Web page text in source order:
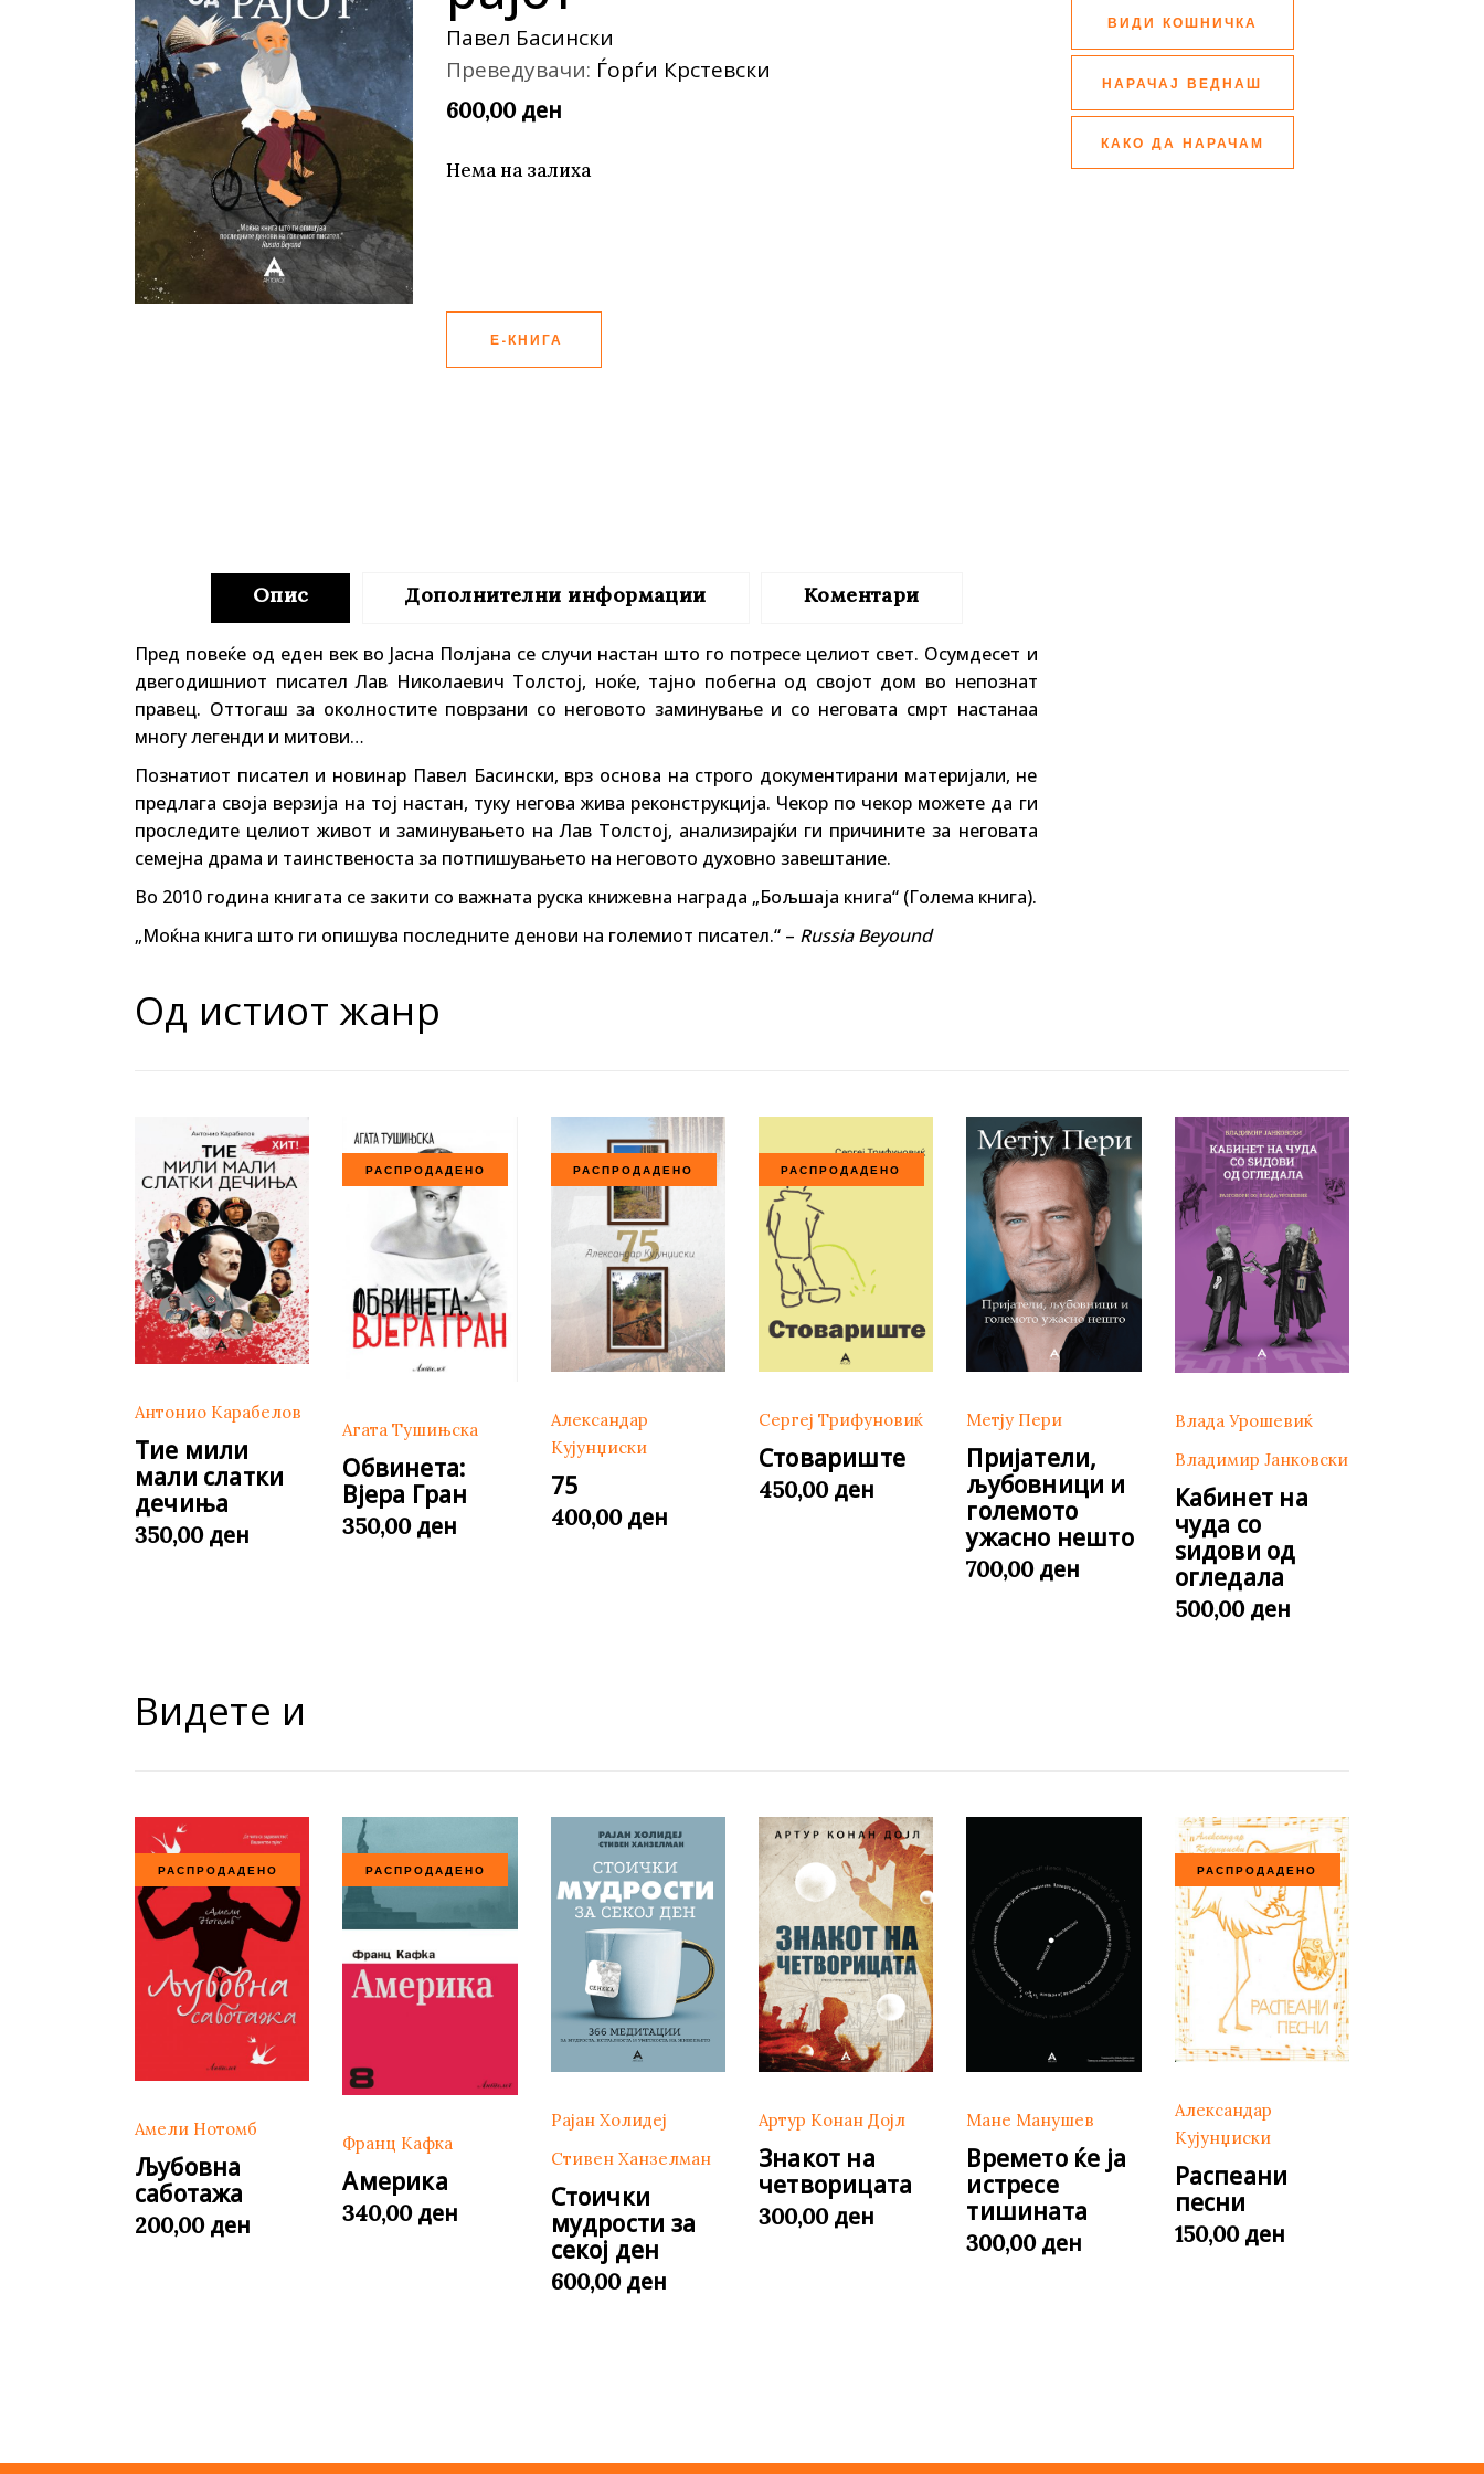
Young adult
Сите фикција
Сите нефикција
Павел Басински
Преведувачи: Ѓорѓи Крстевски
600,00 ден
Нема на залиха
Е-КНИГА
Опис Дополнителни информации Коментари
Пред повеќе од еден век во Јасна Полјана се случи настан што го потресе целиот свет. Осумдесет и
двегодишниот писател Лав Николаевич Толстој, ноќе, тајно побегна од својот дом во непознат
правец. Оттогаш за околностите поврзани со неговото заминување и со неговата смрт настанаа
многу легенди и митови…
Познатиот писател и новинар Павел Басински, врз основа на строго документирани материјали, не
предлага своја верзија на тој настан, туку негова жива реконструкција. Чекор по чекор можете да ги
проследите целиот живот и заминувањето на Лав Толстој, анализирајќи ги причините за неговата
семејна драма и таинственоста за потпишувањето на неговото духовно завештание.
Во 2010 година книгата се закити со важната руска книжевна награда „Бољшаја книга“ (Голема книга).
„Моќна книга што ги опишува последните денови на големиот писател.“ – Russia Beyound
ВИДИ КОШНИЧКА
НАРАЧАЈ ВЕДНАШ
КАКО ДА НАРАЧАМ
Од истиот жанр
Антонио Карабелов
Тие мили
мали слатки
дечиња
350,00 ден
РАСПРОДАДЕНО
Агата Тушињска
Обвинета:
Вјера Гран
350,00 ден
РАСПРОДАДЕНО
Александар
Кујунџиски
75
400,00 ден
РАСПРОДАДЕНО
Сергеј Трифуновиќ
Стовариште
450,00 ден
Метју Пери
Пријатели,
љубовници и
големото
ужасно нешто
700,00 ден
Влада Урошевиќ
Владимир Јанковски
Кабинет на
чуда со
ѕидови од
огледала
500,00 ден
Видете и
РАСПРОДАДЕНО
Амели Нотомб
Љубовна
саботажа
200,00 ден
РАСПРОДАДЕНО
Франц Кафка
Америка
340,00 ден
Рајан Холидеј
Стивен Ханзелман
Стоички
мудрости за
секој ден
600,00 ден
Артур Конан Дојл
Знакот на
четворицата
300,00 ден
Мане Манушев
Времето ќе ја
истресе
тишината
300,00 ден
РАСПРОДАДЕНО
Александар
Кујунџиски
Распеани
песни
150,00 ден